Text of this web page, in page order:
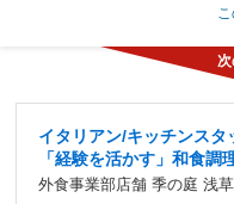
イタリアン/キッチンス
「経験を活かす」和食調
外食事業部店舗 季の庭 浅